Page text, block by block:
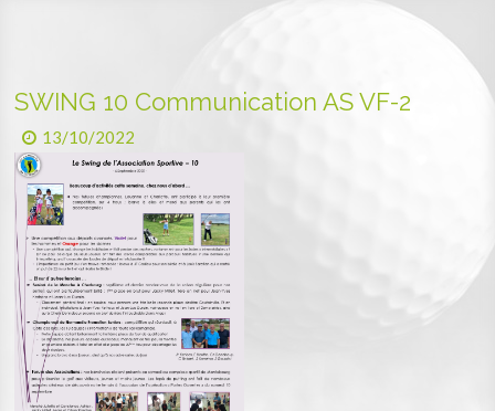
SWING 10 Communication AS VF-2
13/10/2022